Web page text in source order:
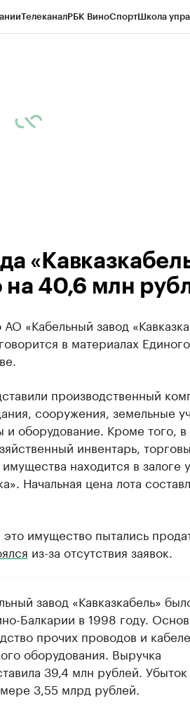
ТелеканалРБК ВиноСпортШкола
40,6 млн
«Кабельный завод
в материалах Единого
производственный
сооружения, земельные
и оборудование. Кроме того,
инвентарь,
находится в
Начальная цена лота
имущество пытались
из-за отсутствия заявок.
завод «Кавказкабель»
Балкарии в 1998 году.
прочих проводов и
оборудования. Выручка
39,4 млн рублей. Убыток
3,55 млрд рублей.